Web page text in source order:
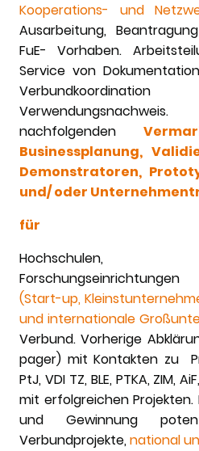
Kooperations- und
Ausarbeitung,
FuE- Vorhaben.
Service von
nachfolgenden
Businessplanung,
Demonstratoren,
und/ oder
für
Hochschulen,
(Start-up,
und internationale
Verbund. Vorherige
pager) mit Kontakten zu
PtJ, VDI TZ, BLE, PTKA, ZIM,
mit erfolgreichen
und Gewinnung
Verbundprojekte,national